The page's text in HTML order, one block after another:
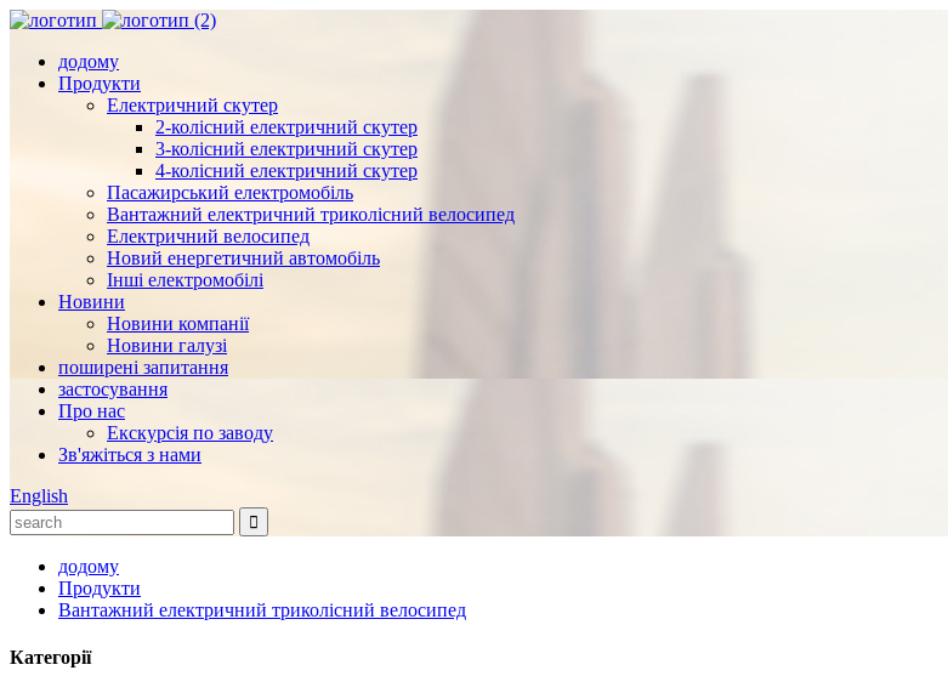
додому
Продукти
Електричний скутер
2-колісний електричний скутер
3-колісний електричний скутер
4-колісний електричний скутер
Пасажирський електромобіль
Вантажний електричний триколісний велосипед
Електричний велосипед
Новий енергетичний автомобіль
Інші електромобілі
Новини
Новини компанії
Новини галузі
поширені запитання
застосування
Про нас
Екскурсія по заводу
Зв'яжіться з нами
English
додому
Продукти
Вантажний електричний триколісний велосипед
Категорії